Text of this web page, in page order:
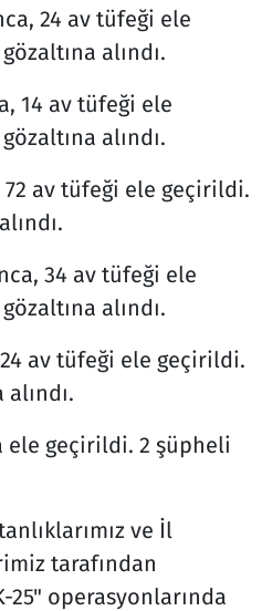
24 av tüfeği ele
alındı.
14 av tüfeği ele
alındı.
av tüfeği ele geçirildi.
34 av tüfeği ele
alındı.
av tüfeği ele geçirildi.
ele geçirildi. 2 şüpheli
ve İl
tarafından
25" operasyonlarında